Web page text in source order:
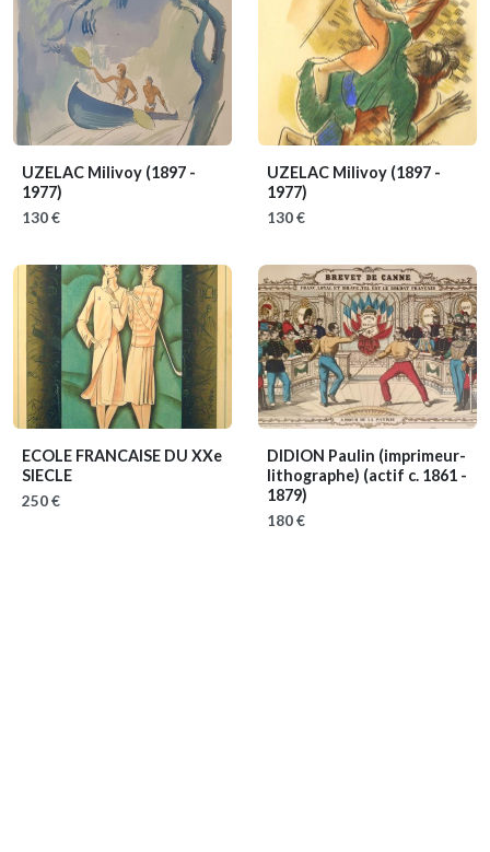
UZELAC Milivoy (1897 -
1977)
130 €
UZELAC Milivoy (1897 -
1977)
130 €
ECOLE FRANCAISE DU XXe
SIECLE
250 €
DIDION Paulin (imprimeur-
lithographe) (actif c. 1861 -
1879)
180 €